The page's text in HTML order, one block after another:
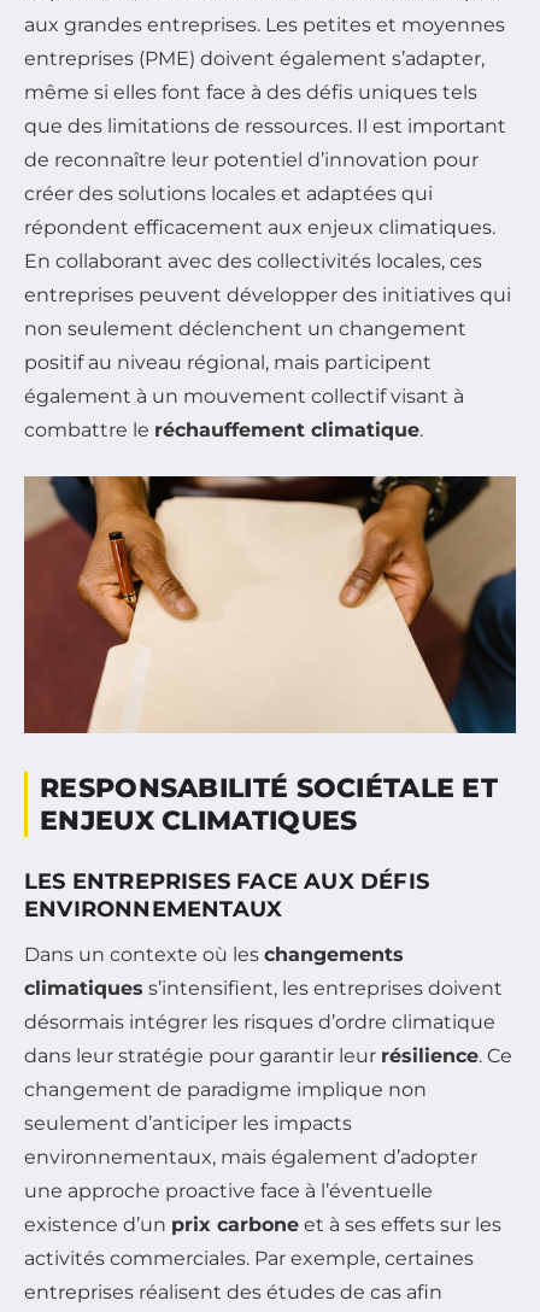
aux grandes entreprises. Les petites et moyennes
entreprises (PME) doivent également s’adapter,
même si elles font face à des défis uniques tels
que des limitations de ressources. Il est important
de reconnaître leur potentiel d’innovation pour
créer des solutions locales et adaptées qui
répondent efficacement aux enjeux climatiques.
En collaborant avec des collectivités locales, ces
entreprises peuvent développer des initiatives qui
non seulement déclenchent un changement
positif au niveau régional, mais participent
également à un mouvement collectif visant à
combattre le réchauffement climatique.
RESPONSABILITÉ SOCIÉTALE ET
ENJEUX CLIMATIQUES
LES ENTREPRISES FACE AUX DÉFIS
ENVIRONNEMENTAUX
Dans un contexte où les changements
climatiques s’intensifient, les entreprises doivent
désormais intégrer les risques d’ordre climatique
dans leur stratégie pour garantir leur résilience. Ce
changement de paradigme implique non
seulement d’anticiper les impacts
environnementaux, mais également d’adopter
une approche proactive face à l’éventuelle
existence d’un prix carbone et à ses effets sur les
activités commerciales. Par exemple, certaines
entreprises réalisent des études de cas afin